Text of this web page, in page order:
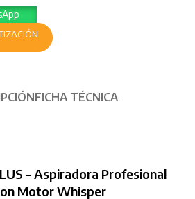
FICHA TÉCNICA
– Aspiradora Profesional
Motor Whisper